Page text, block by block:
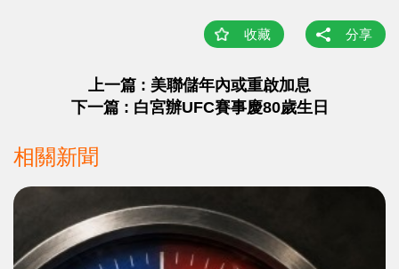
收藏 分享
上一篇 : 美聯儲年內或重啟加息
下一篇 : 白宮辦UFC賽事慶80歲生日
相關新聞